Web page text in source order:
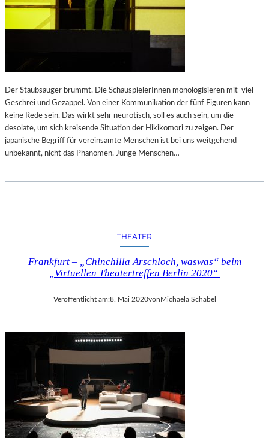
Der Staubsauger brummt. Die SchauspielerInnen monologisieren mit viel
Geschrei und Gezappel. Von einer Kommunikation der fünf Figuren kann
keine Rede sein. Das wirkt sehr neurotisch, soll es auch sein, um die
desolate, um sich kreisende Situation der Hikikomori zu zeigen. Der
japanische Begriff für vereinsamte Menschen ist bei uns weitgehend
unbekannt, nicht das Phänomen. Junge Menschen…
THEATER
Frankfurt – „Chinchilla Arschloch, waswas“ beim
„Virtuellen Theatertreffen Berlin 2020“
Veröffentlicht am:8. Mai 2020vonMichaela Schabel